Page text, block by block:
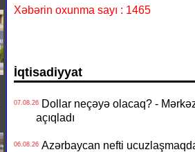
Xəbərin oxunma sayı : 1465
İqtisadiyyat
07.08.26Dollar neçəyə olacaq? -
açıqladı
06.08.26Azərbaycan nefti